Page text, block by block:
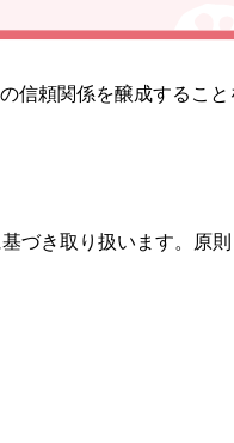
信頼関係を醸成すること
づき取り扱います。原